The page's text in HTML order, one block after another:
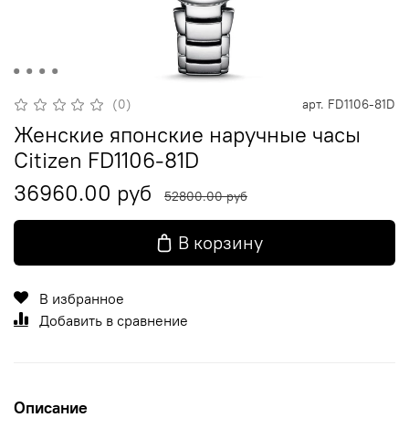
(0) арт. FD1106-81D
Женские японские наручные часы
Citizen FD1106-81D
36960.00 руб
52800.00 руб
В корзину
В избранное
Добавить в сравнение
Описание